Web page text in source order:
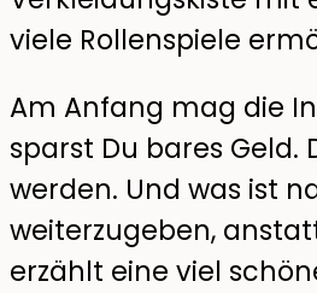
viele Rollenspiele
Am Anfang mag die
sparst Du bares
werden. Und was ist
weiterzugeben,
erzählt eine viel